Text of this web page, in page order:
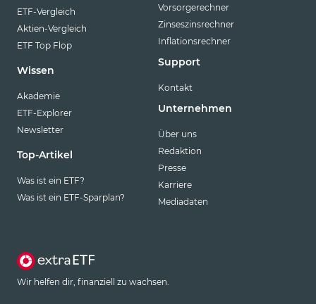
ETF-Vergleich
Aktien-Vergleich
ETF Top Flop
Wissen
Akademie
ETF-Explorer
Newsletter
Top-Artikel
Was ist ein ETF?
Was ist ein ETF-Sparplan?
Vorsorgerechner
Zinseszinsrechner
Inflationsrechner
Support
Kontakt
Unternehmen
Über uns
Redaktion
Presse
Karriere
Mediadaten
Wir helfen dir, finanziell zu wachsen.